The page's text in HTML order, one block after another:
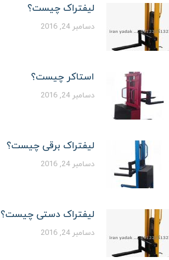
لیفتراک چیست؟
دسامبر 24, 2016
استاکر چیست؟
دسامبر 24, 2016
لیفتراک برقی چیست؟
دسامبر 24, 2016
لیفتراک دستی چیست؟
دسامبر 24, 2016